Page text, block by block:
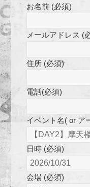
お名前 (必須)
メールアドレス (
住所 (必須)
電話(必須)
イベント名( or ア
日時 (必須)
会場 (必須)